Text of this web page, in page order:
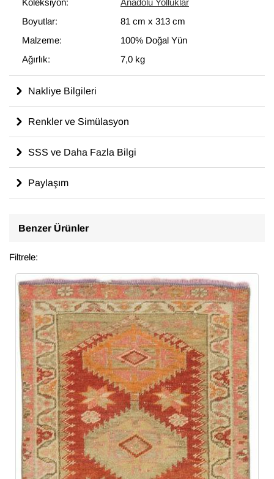
Boyutlar:
81 cm x 313 cm
Malzeme:
100% Doğal Yün
Ağırlık:
7,0 kg
Nakliye Bilgileri
Renkler ve Simülasyon
SSS ve Daha Fazla Bilgi
Paylaşım
Benzer Ürünler
Filtrele: